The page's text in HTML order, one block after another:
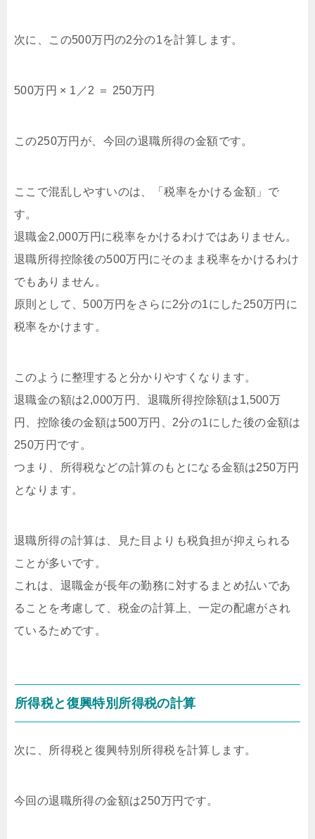
次に、この500万円の2分の1を計算します。
500万円 × 1／2 ＝ 250万円
この250万円が、今回の退職所得の金額です。
ここで混乱しやすいのは、「税率をかける金額」で
す。
退職金2,000万円に税率をかけるわけではありません。
退職所得控除後の500万円にそのまま税率をかけるわけ
でもありません。
原則として、500万円をさらに2分の1にした250万円に
税率をかけます。
このように整理すると分かりやすくなります。
退職金の額は2,000万円、退職所得控除額は1,500万
円、控除後の金額は500万円、2分の1にした後の金額は
250万円です。
つまり、所得税などの計算のもとになる金額は250万円
となります。
退職所得の計算は、見た目よりも税負担が抑えられる
ことが多いです。
これは、退職金が長年の勤務に対するまとめ払いであ
ることを考慮して、税金の計算上、一定の配慮がされ
ているためです。
所得税と復興特別所得税の計算
次に、所得税と復興特別所得税を計算します。
今回の退職所得の金額は250万円です。